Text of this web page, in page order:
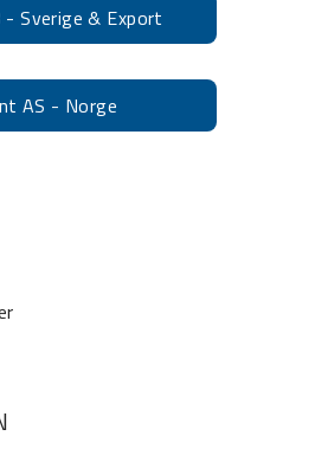
- Sverige & Export
AS - Norge